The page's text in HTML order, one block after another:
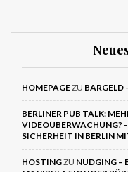
HOMEPAGEZU BARGELD
BERLINER PUB TALK:
VIDEOÜBERWACHUNG?
SICHERHEIT IN BERLIN
HOSTINGZU NUDGING –